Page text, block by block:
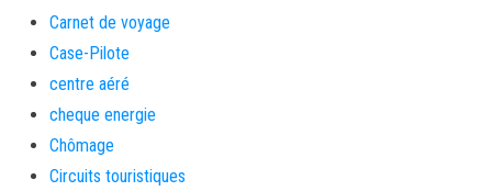
Carnet de voyage
Case-Pilote
centre aéré
cheque energie
Chômage
Circuits touristiques